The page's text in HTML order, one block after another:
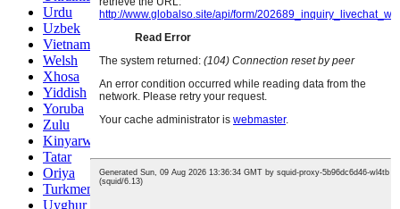
Urdu
Uzbek
Vietnamese
Welsh
Xhosa
Yiddish
Yoruba
Zulu
Kinyarwanda
Tatar
Oriya
Turkmen
Uyghur